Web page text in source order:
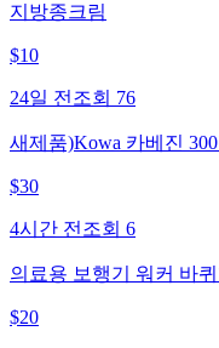
지방종크림
$10
24일 전 조회 76
새제품)Kowa 카베진
$30
4시간 전 조회 6
의료용 보행기 워커 바
$20